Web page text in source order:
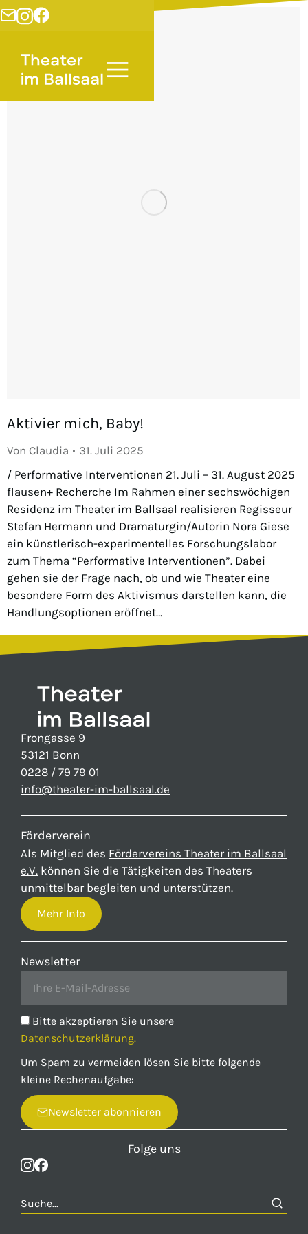
Aktivier mich, Baby!
Von Claudia
31. Juli 2025
/ Performative Interventionen 21. Juli – 31. August 2025
flausen+ Recherche Im Rahmen einer sechswöchigen
Residenz im Theater im Ballsaal realisieren Regisseur
Stefan Hermann und Dramaturgin/Autorin Nora Giese
ein künstlerisch-experimentelles Forschungslabor
zum Thema “Performative Interventionen”. Dabei
gehen sie der Frage nach, ob und wie Theater eine
besondere Form des Aktivismus darstellen kann, die
Handlungsoptionen eröffnet…
Frongasse 9
53121 Bonn
0228 / 79 79 01
info@theater-im-ballsaal.de
Förderverein
Als Mitglied des Fördervereins Theater im Ballsaal
e.V. können Sie die Tätigkeiten des Theaters
unmittelbar begleiten und unterstützen.
Mehr Info
Newsletter
Bitte akzeptieren Sie unsere
Datenschutzerklärung.
Um Spam zu vermeiden lösen Sie bitte folgende
kleine Rechenaufgabe:
Newsletter abonnieren
Folge uns